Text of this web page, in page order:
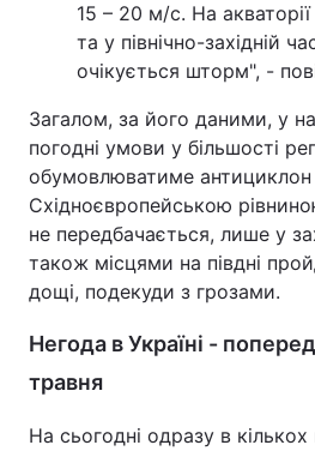
15 – 20 м/с. На
та у північно-західній
очікується шторм", -
Загалом, за його даними, у
погодні умови у більшості
обумовлюватиме антициклон
Східноєвропейською
не передбачається, лише у
також місцями на півдні
дощі, подекуди з грозами.
Негода в Україні -
травня
На сьогодні одразу в